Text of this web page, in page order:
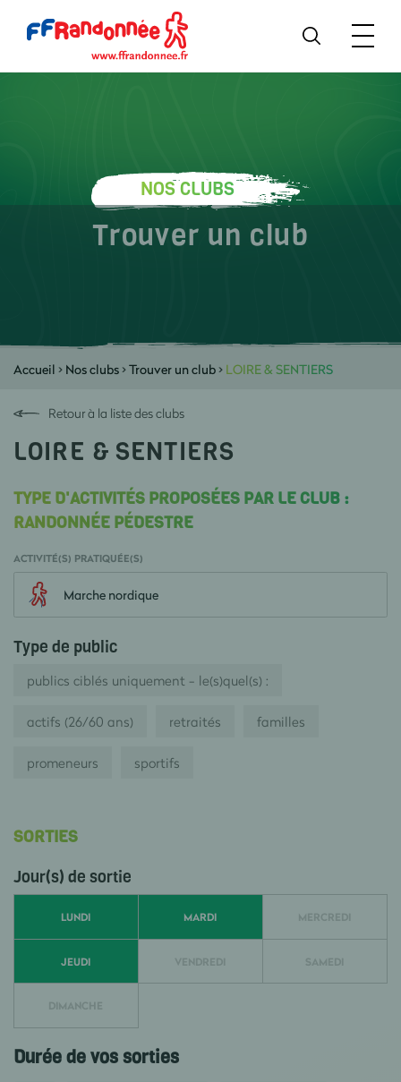
NOS CLUBS
Trouver un club
Accueil > Nos clubs>Trouver un club> LOIRE & SENTIERS
Retour à la liste des clubs
LOIRE & SENTIERS
TYPE D'ACTIVITÉS PROPOSÉES PAR LE CLUB :
RANDONNÉE PÉDESTRE
ACTIVITÉ(S) PRATIQUÉE(S)
Marche nordique
Type de public
publics ciblés uniquement - le(s)quel(s) :
actifs (26/60 ans) retraités familles
promeneurs sportifs
SORTIES
Jour(s) de sortie
LUNDI MARDI MERCREDI
JEUDI VENDREDI SAMEDI
DIMANCHE
Durée de vos sorties